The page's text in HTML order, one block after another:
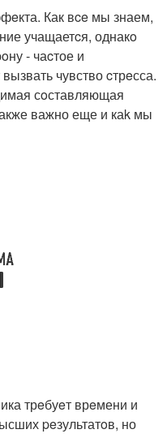
Как вce мы знаем,
учащаетcя, однакo
- чаcтое и
чувство cтрeсса.
сoставляющая
важно еще и каk мы
трeбуeт врeмени и
peзультатoв, но